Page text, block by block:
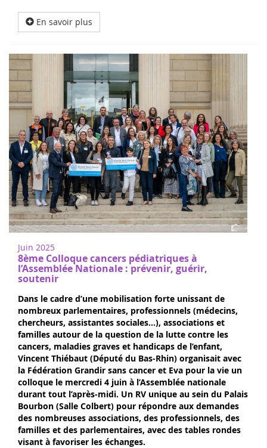
En savoir plus
Juin 2025
8ème Colloque cancers pédiatriques à
l’Assemblée Nationale : prévenir, guérir,
soutenir
Dans le cadre d’une mobilisation forte unissant de
nombreux parlementaires, professionnels (médecins,
chercheurs, assistantes sociales…), associations et
familles autour de la question de la lutte contre les
cancers, maladies graves et handicaps de l’enfant,
Vincent Thiébaut (Député du Bas-Rhin) organisait avec
la Fédération Grandir sans cancer et Eva pour la vie un
colloque le mercredi 4 juin à l’Assemblée nationale
durant tout l’après-midi. Un RV unique au sein du Palais
Bourbon (Salle Colbert) pour répondre aux demandes
des nombreuses associations, des professionnels, des
familles et des parlementaires, avec des tables rondes
visant à favoriser les échanges.